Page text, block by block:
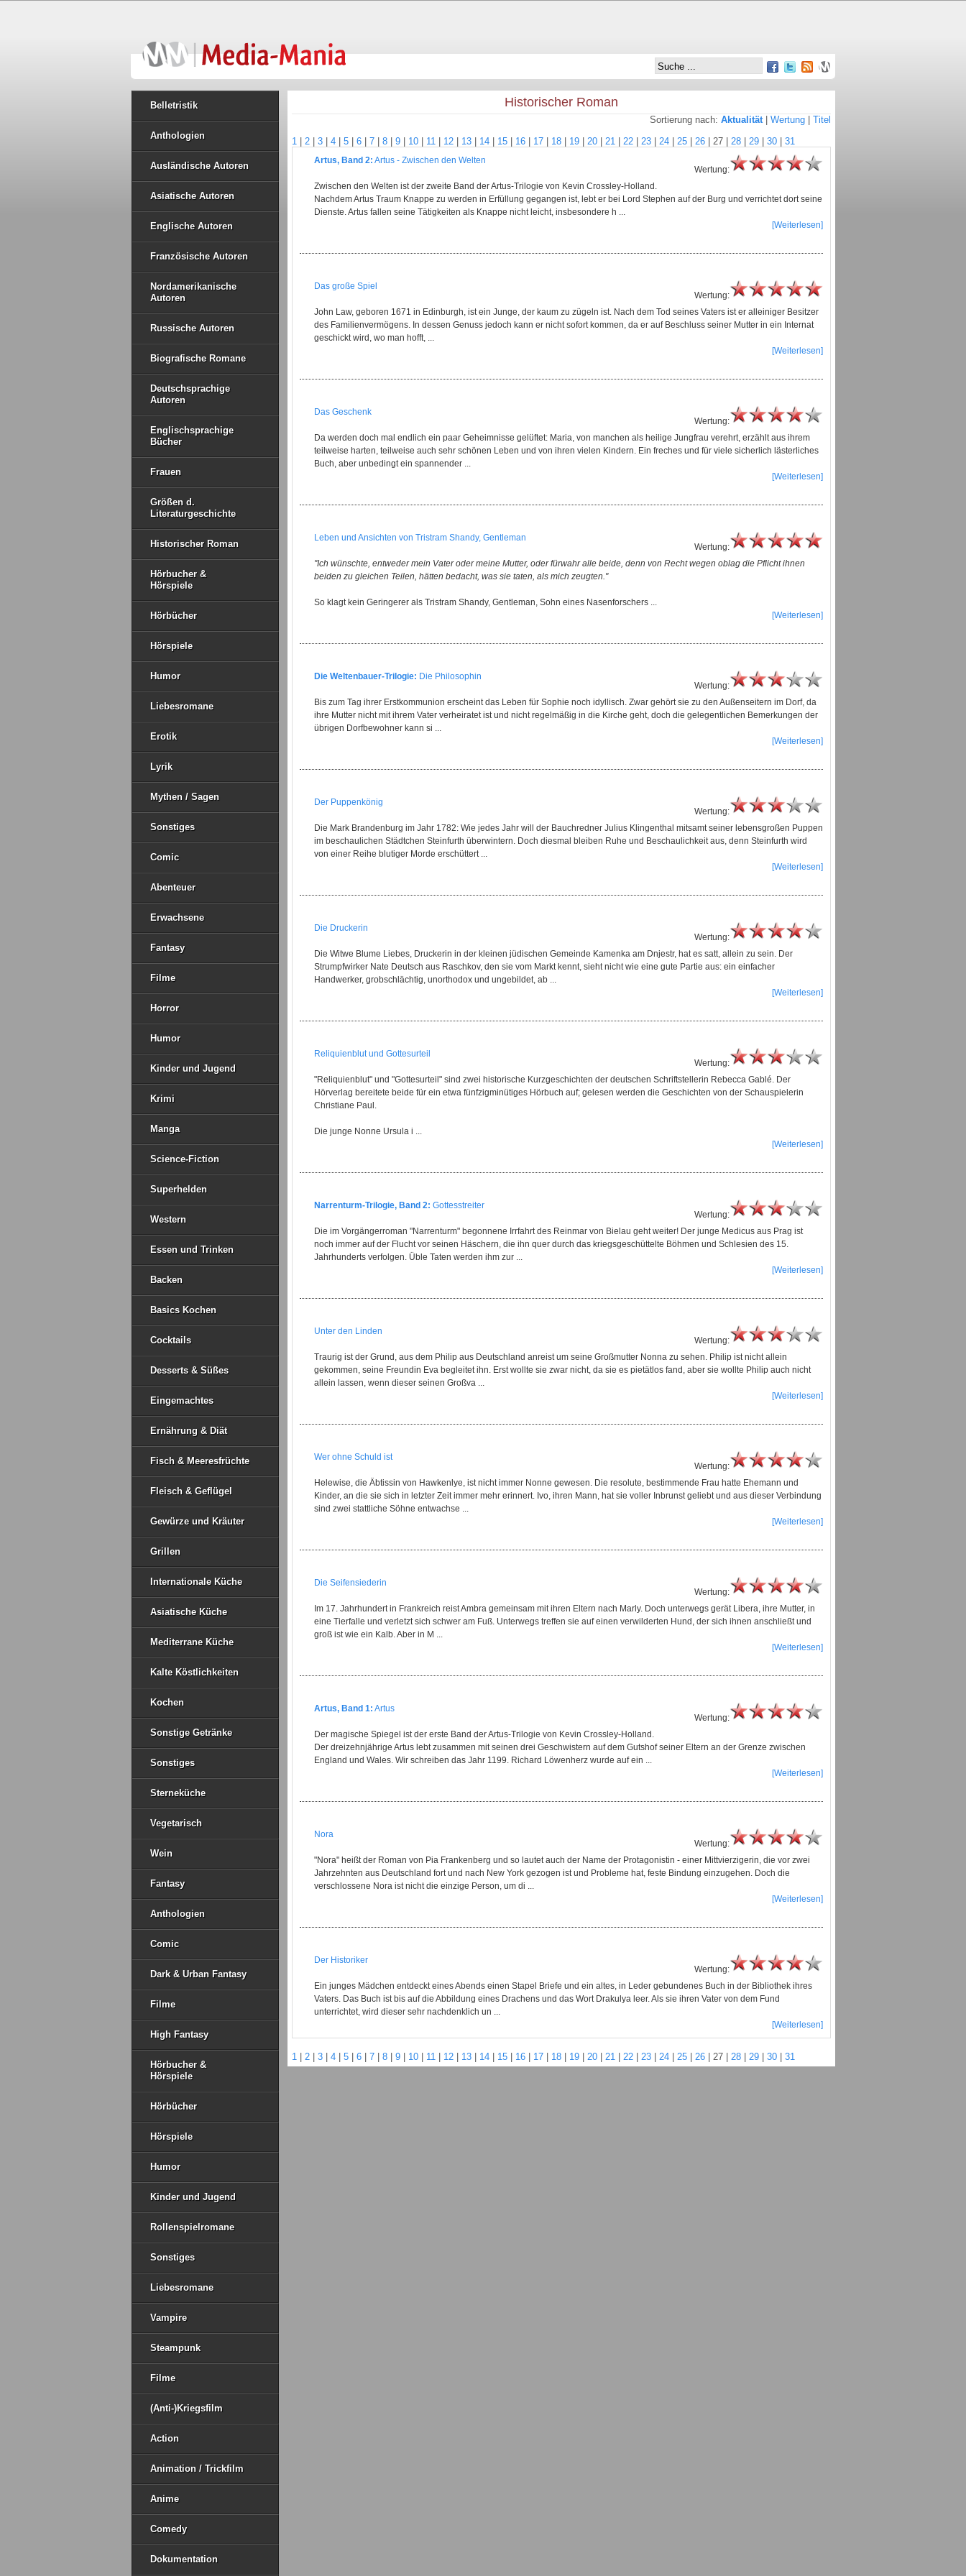
Belletristik
Anthologien
Ausländische Autoren
Asiatische Autoren
Englische Autoren
Französische Autoren
Nordamerikanische
Autoren
Russische Autoren
Biografische Romane
Deutschsprachige
Autoren
Englischsprachige
Bücher
Frauen
Größen d.
Literaturgeschichte
Historischer Roman
Hörbucher &
Hörspiele
Hörbücher
Hörspiele
Humor
Liebesromane
Erotik
Lyrik
Mythen / Sagen
Sonstiges
Comic
Abenteuer
Erwachsene
Fantasy
Filme
Horror
Humor
Kinder und Jugend
Krimi
Manga
Science-Fiction
Superhelden
Western
Essen und Trinken
Backen
Basics Kochen
Cocktails
Desserts & Süßes
Eingemachtes
Ernährung & Diät
Fisch & Meeresfrüchte
Fleisch & Geflügel
Gewürze und Kräuter
Grillen
Internationale Küche
Asiatische Küche
Mediterrane Küche
Kalte Köstlichkeiten
Kochen
Sonstige Getränke
Sonstiges
Sterneküche
Vegetarisch
Wein
Fantasy
Anthologien
Comic
Dark & Urban Fantasy
Filme
High Fantasy
Hörbucher &
Hörspiele
Hörbücher
Hörspiele
Humor
Kinder und Jugend
Rollenspielromane
Sonstiges
Liebesromane
Vampire
Steampunk
Filme
(Anti-)Kriegsfilm
Action
Animation / Trickfilm
Anime
Comedy
Dokumentation
Historischer Roman
Sortierung nach: Aktualität| Wertung
Titel
1
2 3 4 5 6 7 8 9 10 11 12 13 14 15 16 17 18 19 20 21 22 23 24 25 26 27 28 29 30 31
Wertung:
Artus, Band 2: Artus - Zwischen den Welten
Zwischen den Welten ist der zweite Band der Artus-Trilogie von Kevin Crossley-Holland.
Nachdem Artus Traum Knappe zu werden in Erfüllung gegangen ist, lebt er bei Lord Stephen auf der Burg und verrichtet dort seine
Dienste. Artus fallen seine Tätigkeiten als Knappe nicht leicht, insbesondere h ...
[Weiterlesen]
Wertung:
Das große Spiel
John Law, geboren 1671 in Edinburgh, ist ein Junge, der kaum zu zügeln ist. Nach dem Tod seines Vaters ist er alleiniger Besitzer
des Familienvermögens. In dessen Genuss jedoch kann er nicht sofort kommen, da er auf Beschluss seiner Mutter in ein Internat
geschickt wird, wo man hofft, ...
[Weiterlesen]
Wertung:
Das Geschenk
Da werden doch mal endlich ein paar Geheimnisse gelüftet: Maria, von manchen als heilige Jungfrau verehrt, erzählt aus ihrem
teilweise harten, teilweise auch sehr schönen Leben und von ihren vielen Kindern. Ein freches und für viele sicherlich lästerliches
Buch, aber unbedingt ein spannender ...
[Weiterlesen]
Wertung:
Leben und Ansichten von Tristram Shandy, Gentleman
"Ich wünschte, entweder mein Vater oder meine Mutter, oder fürwahr alle beide, denn von Recht wegen oblag die Pflicht ihnen
beiden zu gleichen Teilen, hätten bedacht, was sie taten, als mich zeugten."
So klagt kein Geringerer als Tristram Shandy, Gentleman, Sohn eines Nasenforschers ...
[Weiterlesen]
Wertung:
Die Weltenbauer-Trilogie: Die Philosophin
Bis zum Tag ihrer Erstkommunion erscheint das Leben für Sophie noch idyllisch. Zwar gehört sie zu den Außenseitern im Dorf, da
ihre Mutter nicht mit ihrem Vater verheiratet ist und nicht regelmäßig in die Kirche geht, doch die gelegentlichen Bemerkungen der
übrigen Dorfbewohner kann si ...
[Weiterlesen]
Wertung:
Der Puppenkönig
Die Mark Brandenburg im Jahr 1782: Wie jedes Jahr will der Bauchredner Julius Klingenthal mitsamt seiner lebensgroßen Puppen
im beschaulichen Städtchen Steinfurth überwintern. Doch diesmal bleiben Ruhe und Beschaulichkeit aus, denn Steinfurth wird
von einer Reihe blutiger Morde erschüttert ...
[Weiterlesen]
Wertung:
Die Druckerin
Die Witwe Blume Liebes, Druckerin in der kleinen jüdischen Gemeinde Kamenka am Dnjestr, hat es satt, allein zu sein. Der
Strumpfwirker Nate Deutsch aus Raschkov, den sie vom Markt kennt, sieht nicht wie eine gute Partie aus: ein einfacher
Handwerker, grobschlächtig, unorthodox und ungebildet, ab ...
[Weiterlesen]
Wertung:
Reliquienblut und Gottesurteil
"Reliquienblut" und "Gottesurteil" sind zwei historische Kurzgeschichten der deutschen Schriftstellerin Rebecca Gablé. Der
Hörverlag bereitete beide für ein etwa fünfzigminütiges Hörbuch auf; gelesen werden die Geschichten von der Schauspielerin
Christiane Paul.
Die junge Nonne Ursula i ...
[Weiterlesen]
Wertung:
Narrenturm-Trilogie, Band 2: Gottesstreiter
Die im Vorgängerroman "Narrenturm" begonnene Irrfahrt des Reinmar von Bielau geht weiter! Der junge Medicus aus Prag ist
noch immer auf der Flucht vor seinen Häschern, die ihn quer durch das kriegsgeschüttelte Böhmen und Schlesien des 15.
Jahrhunderts verfolgen. Üble Taten werden ihm zur ...
[Weiterlesen]
Wertung:
Unter den Linden
Traurig ist der Grund, aus dem Philip aus Deutschland anreist um seine Großmutter Nonna zu sehen. Philip ist nicht allein
gekommen, seine Freundin Eva begleitet ihn. Erst wollte sie zwar nicht, da sie es pietätlos fand, aber sie wollte Philip auch nicht
allein lassen, wenn dieser seinen Großva ...
[Weiterlesen]
Wertung:
Wer ohne Schuld ist
Helewise, die Äbtissin von Hawkenlye, ist nicht immer Nonne gewesen. Die resolute, bestimmende Frau hatte Ehemann und
Kinder, an die sie sich in letzter Zeit immer mehr erinnert. Ivo, ihren Mann, hat sie voller Inbrunst geliebt und aus dieser Verbindung
sind zwei stattliche Söhne entwachse ...
[Weiterlesen]
Wertung:
Die Seifensiederin
Im 17. Jahrhundert in Frankreich reist Ambra gemeinsam mit ihren Eltern nach Marly. Doch unterwegs gerät Libera, ihre Mutter, in
eine Tierfalle und verletzt sich schwer am Fuß. Unterwegs treffen sie auf einen verwilderten Hund, der sich ihnen anschließt und
groß ist wie ein Kalb. Aber in M ...
[Weiterlesen]
Wertung:
Artus, Band 1: Artus
Der magische Spiegel ist der erste Band der Artus-Trilogie von Kevin Crossley-Holland.
Der dreizehnjährige Artus lebt zusammen mit seinen drei Geschwistern auf dem Gutshof seiner Eltern an der Grenze zwischen
England und Wales. Wir schreiben das Jahr 1199. Richard Löwenherz wurde auf ein ...
[Weiterlesen]
Wertung:
Nora
"Nora" heißt der Roman von Pia Frankenberg und so lautet auch der Name der Protagonistin - einer Mittvierzigerin, die vor zwei
Jahrzehnten aus Deutschland fort und nach New York gezogen ist und Probleme hat, feste Bindung einzugehen. Doch die
verschlossene Nora ist nicht die einzige Person, um di ...
[Weiterlesen]
Wertung:
Der Historiker
Ein junges Mädchen entdeckt eines Abends einen Stapel Briefe und ein altes, in Leder gebundenes Buch in der Bibliothek ihres
Vaters. Das Buch ist bis auf die Abbildung eines Drachens und das Wort Drakulya leer. Als sie ihren Vater von dem Fund
unterrichtet, wird dieser sehr nachdenklich un ...
[Weiterlesen]
1 2 3 4 5 6 7 8 9 10 11 12 13 14 15 16 17 18 19 20 21 22 23 24 25 26 27 28 29 30 31